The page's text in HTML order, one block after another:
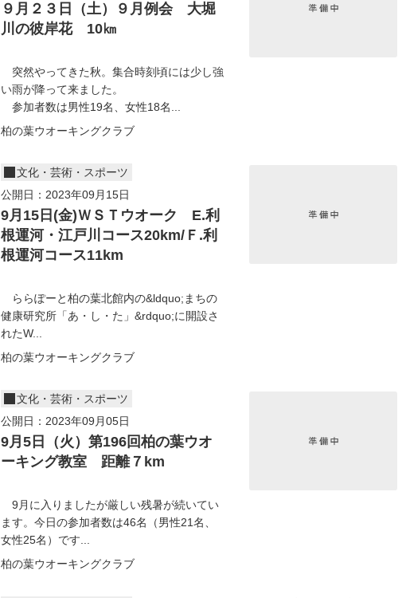
９月２３日（土）９月例会 大堀
川の彼岸花 10㎞
突然やってきた秋。集合時刻頃には少し強
い雨が降って来ました。
参加者数は男性19名、女性18名...
柏の葉ウオーキングクラブ
文化・芸術・スポーツ
公開日：2023年09月15日
9月15日(金)ＷＳＴウオーク E.利
根運河・江戸川コース20km/Ｆ.利
根運河コース11km
ららぽーと柏の葉北館内の&ldquo;まちの
健康研究所「あ・し・た」&rdquo;に開設さ
れたW...
柏の葉ウオーキングクラブ
文化・芸術・スポーツ
公開日：2023年09月05日
9月5日（火）第196回柏の葉ウオ
ーキング教室 距離７km
9月に入りましたが厳しい残暑が続いてい
ます。今日の参加者数は46名（男性21名、
女性25名）です...
柏の葉ウオーキングクラブ